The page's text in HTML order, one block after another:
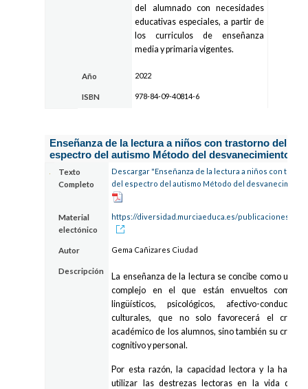
del alumnado con necesidades
educativas especiales, a partir de
los curriculos de enseñanza
media y primaria vigentes.
Año 2022
ISBN 978-84-09-40814-6
Enseñanza de la lectura a niños con trastorno del
espectro del autismo Método del desvanecimiento
Texto
Completo
Descargar "Enseñanza de la lectura a niños con
del espectro del autismo Método del
Material
electónico
https://diversidad.murciaeduca.es/publicaciones/
Autor Gema Cañizares Ciudad
Descripción
La enseñanza de la lectura se concibe como un
complejo en el que están envueltos
lingüísticos, psicológicos, afectivo-
culturales, que no solo favorecerá el
académico de los alumnos, sino también su
cognitivo y personal.
Por esta razón, la capacidad lectora y la
utilizar las destrezas lectoras en la vida